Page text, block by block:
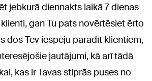
jebkurā diennakts laikā 7 dienas
gan Tu pats novērtēsiet ērto
dos Tev iespēju parādīt klientiem,
jautājumi, kā arī tādā
kas ir Tavas stiprās puses no